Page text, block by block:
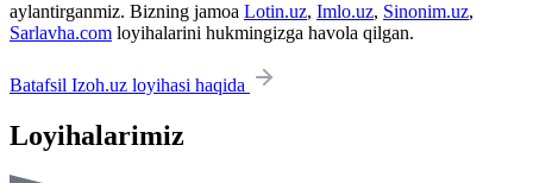
aylantirganmiz. Bizning jamoa Lotin.uz, Imlo.uz, Sinonim.uz,
Sarlavha.com loyihalarini hukmingizga havola qilgan.
Batafsil Izoh.uz loyihasi haqida
Loyihalarimiz